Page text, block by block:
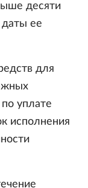
десяти
даты ее
для
уплате
исполнения